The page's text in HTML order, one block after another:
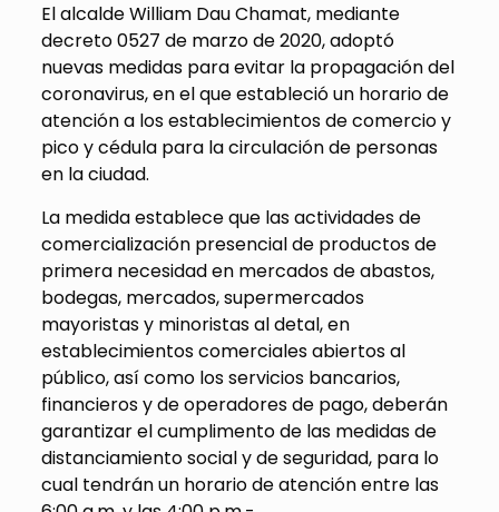
El alcalde William Dau Chamat, mediante
decreto 0527 de marzo de 2020, adoptó
nuevas medidas para evitar la propagación del
coronavirus, en el que estableció un horario de
atención a los establecimientos de comercio y
pico y cédula para la circulación de personas
en la ciudad.
La medida establece que las actividades de
comercialización presencial de productos de
primera necesidad en mercados de abastos,
bodegas, mercados, supermercados
mayoristas y minoristas al detal, en
establecimientos comerciales abiertos al
público, así como los servicios bancarios,
financieros y de operadores de pago, deberán
garantizar el cumplimento de las medidas de
distanciamiento social y de seguridad, para lo
cual tendrán un horario de atención entre las